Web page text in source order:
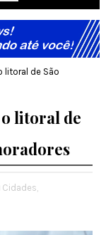
litoral de São
litoral de
Cidades,